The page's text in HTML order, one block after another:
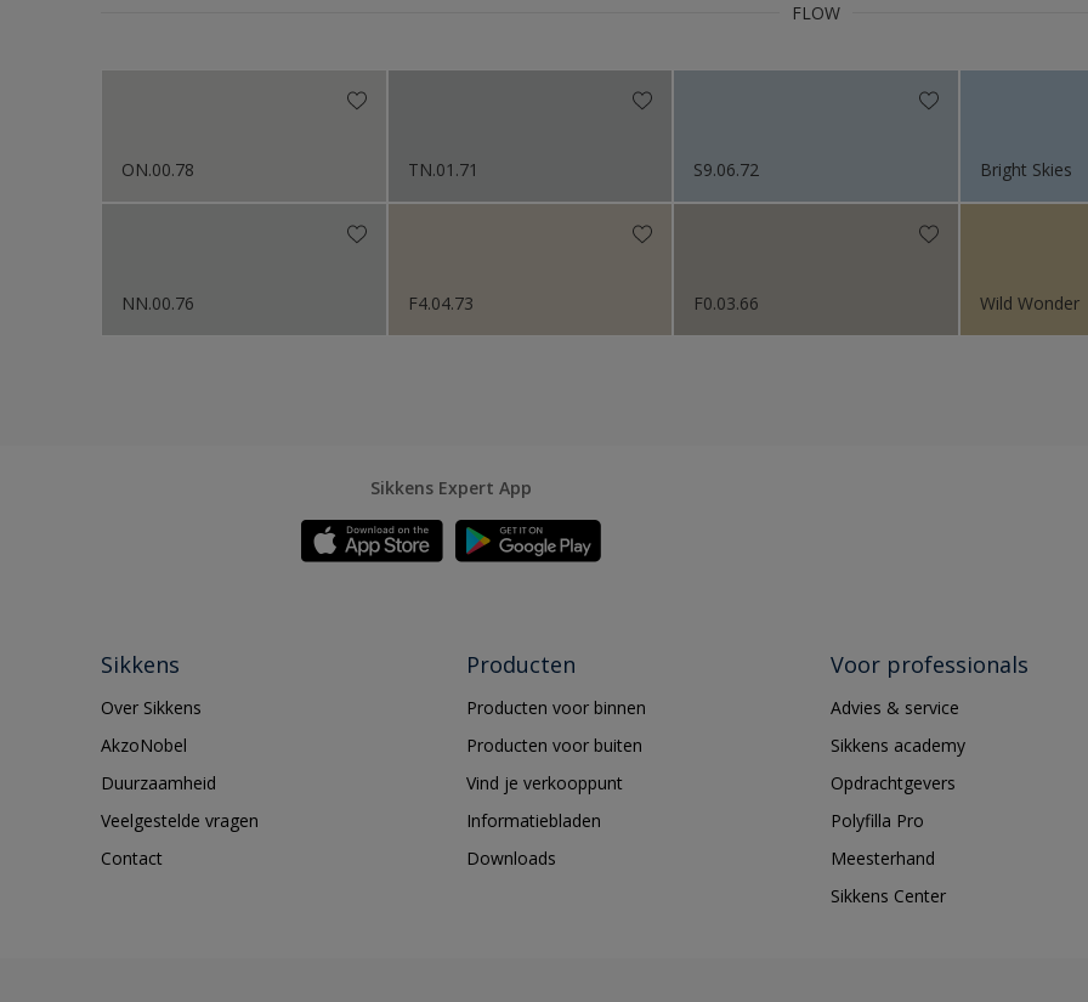
FLOW
ON.00.78 TN.01.71 S9.06.72 Bright Skies
NN.00.76 F4.04.73 F0.03.66 Wild Wonder
Sikkens Expert App
Sikkens
Over Sikkens
AkzoNobel
Duurzaamheid
Veelgestelde vragen
Contact
Producten
Producten voor binnen
Producten voor buiten
Vind je verkooppunt
Informatiebladen
Downloads
Voor professionals
Advies & service
Sikkens academy
Opdrachtgevers
Polyfilla Pro
Meesterhand
Sikkens Center